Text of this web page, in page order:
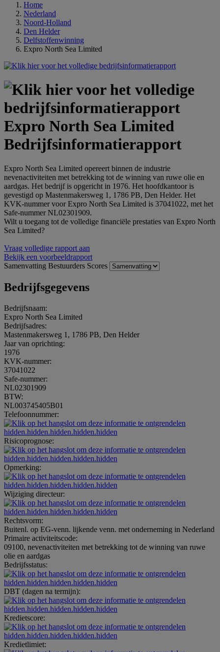
Home
Nederland
Noord-Holland
Den Helder
Delfstoffenwinning
Expro North Sea Limited
Expro North Sea Limited
Bedrijfsinformatierapport
Expro North Sea Limited opereert binnen de industrie
nevenactiviteiten met betrekking tot de winning van ruwe olie en
aardgas. Het bedrijf is opgericht in 1976. Het hoofdkantoor is
gevestigd op Mastenmakersweg 1, 1786 PB, Den Helder. Het
KVK-nummer voor Expro North Sea Limited is 37041022, met het
Safe-nummer NL02301909.
Wilt u toegang tot de volledige financiële prestaties van Expro North
Sea Limited?
Vraag volledige rapport aan
Bekijk een voorbeeldrapport
Samenvatting Bestuurders Scores
Bedrijfsgegevens
Bedrijfsnaam:
Expro North Sea Limited
Bedrijfsadres:
Mastenmakersweg 1, 1786 PB, Den Helder
Jaar van oprichting:
1976
KVK-nummer:
37041022
Safe-nummer:
NL02301909
BTW:
NL003745405B01
Telefoonnummer:
hidden.hidden.hidden.hidden.hidden
Risicoprognose:
hidden.hidden.hidden.hidden.hidden
Opmerking:
hidden.hidden.hidden.hidden.hidden
Wijziging directeur:
hidden.hidden.hidden.hidden.hidden
Rechtsvorm:
Buitenl. op EG-venn. lijkende venn. met onderneming in Nederland
Primaire activiteitscode:
09100, nevenactiviteiten met betrekking tot de winning van ruwe
olie en aardgas
Bedrijfsstatus:
hidden.hidden.hidden.hidden.hidden
DBT (dagen na termijn):
hidden.hidden.hidden.hidden.hidden
Kredietscore:
hidden.hidden.hidden.hidden.hidden
Kredietlimiet: